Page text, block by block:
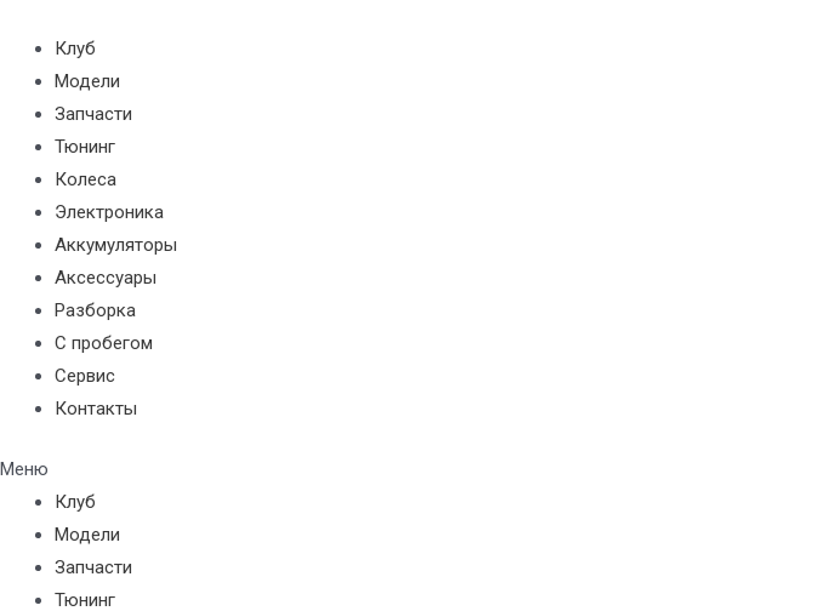
содержимому
Клуб
Модели
Запчасти
Тюнинг
Колеса
Электроника
Аккумуляторы
Аксессуары
Разборка
С пробегом
Сервис
Контакты
Меню
Клуб
Модели
Запчасти
Тюнинг